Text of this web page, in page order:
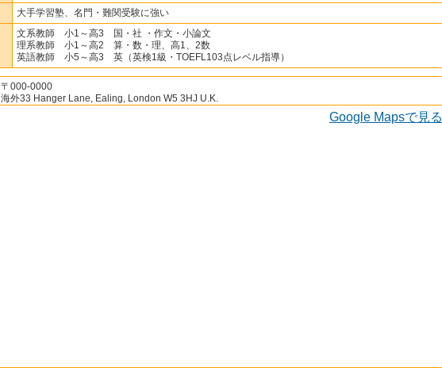
大手学習塾、名門・難関受験に強い
文系教師 小1～高3 国・社 ・作文・小論文
理系教師 小1～高2 算・数・理、高1、2数
英語教師 小5～高3 英（英検1級・TOEFL103点レベル指導）
〒000-0000
海外33 Hanger Lane, Ealing, London W5 3HJ U.K.
Google Mapsで見る